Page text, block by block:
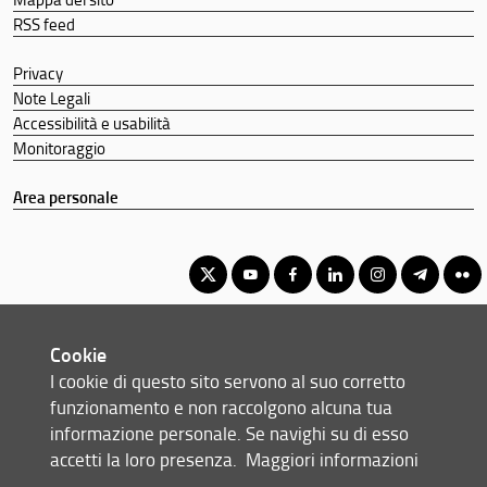
RSS feed
Privacy
Note Legali
Accessibilità e usabilità
Monitoraggio
Area personale
© Copyright 2012-2026 Università degli Studi di Firenze UNIFI
P.IVA/Cod.Fis 01279680480
Via di S. Marta, 3 - 50139 Firenze (FI)
Cookie
I cookie di questo sito servono al suo corretto
funzionamento e non raccolgono alcuna tua
informazione personale. Se navighi su di esso
accetti la loro presenza. Maggiori informazioni